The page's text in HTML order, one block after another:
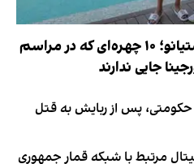
لیست ممنوعه کریستیانو؛ ۱۰ چهره‌ای که در مراسم
جایی ندارند
حکومتی، پس از ربایش به قتل
مرتبط با شبکه قمار جمهوری